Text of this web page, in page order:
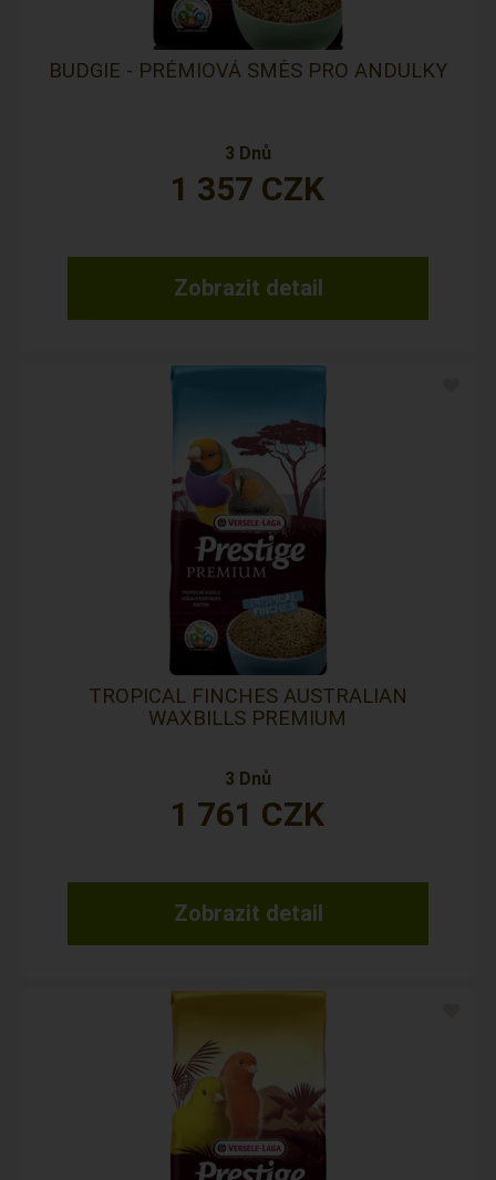
BUDGIE - PRÉMIOVÁ SMĚS PRO ANDULKY
3 Dnů
Zobrazit detail
1 357 CZK
TROPICAL FINCHES AUSTRALIAN
WAXBILLS PREMIUM
3 Dnů
Zobrazit detail
1 761 CZK